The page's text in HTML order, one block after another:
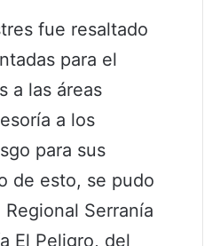
fue resaltado
para el
a las áreas
a los
para sus
de esto, se pudo
Serranía
El Peligro, del